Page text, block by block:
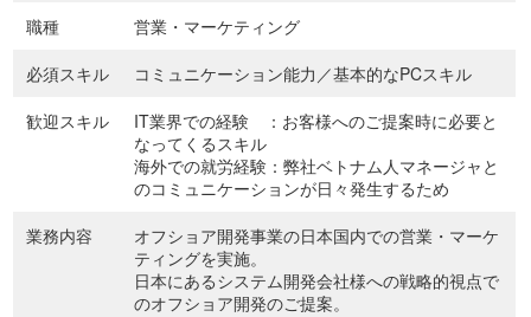
職種
営業・マーケティング
必須スキル
コミュニケーション能力／基本的なPCスキル
歓迎スキル
IT業界での経験 ：お客様へのご提案時に必要と
なってくるスキル
海外での就労経験：弊社ベトナム人マネージャと
のコミュニケーションが日々発生するため
業務内容
オフショア開発事業の日本国内での営業・マーケ
ティングを実施。
日本にあるシステム開発会社様への戦略的視点で
のオフショア開発のご提案。